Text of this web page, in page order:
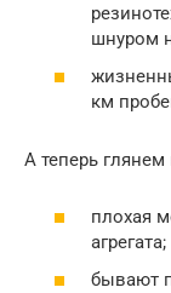
шнуром
км
А теперь
плохая
агрегата;
бывают